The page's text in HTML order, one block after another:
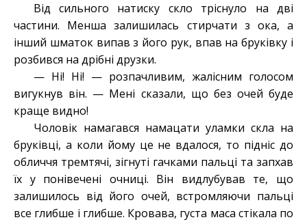
Від сильного натиску скло тріснуло на дві
частини. Менша залишилась стирчати з ока, а
інший шматок випав з його рук, впав на бруківку і
розбився на дрібні друзки.
— Ні! Ні! — розпачливим, жалісним голосом
вигукнув він. — Мені сказали, що без очей буде
краще видно!
Чоловік намагався намацати уламки скла на
бруківці, а коли йому це не вдалося, то підніс до
обличчя тремтячі, зігнуті гачками пальці та запхав
їх у понівечені очниці. Він видлубував те, що
залишилось від його очей, встромляючи пальці
все глибше і глибше. Кровава, густа маса стікала по